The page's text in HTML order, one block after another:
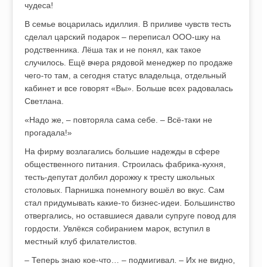
чудеса!
В семье воцарилась идиллия. В приливе чувств тесть
сделал царский подарок – переписал ООО-шку на
родственника. Лёша так и не понял, как такое
случилось. Ещё вчера рядовой менеджер по продаже
чего-то там, а сегодня статус владельца, отдельный
кабинет и все говорят «Вы». Больше всех радовалась
Светлана.
«Надо же, – повторяла сама себе. – Всё-таки не
прогадала!»
На фирму возлагались большие надежды в сфере
общественного питания. Строилась фабрика-кухня,
тесть-депутат долбил дорожку к тресту школьных
столовых. Парнишка понемногу вошёл во вкус. Сам
стал придумывать какие-то бизнес-идеи. Большинство
отвергались, но оставшиеся давали супруге повод для
гордости. Увлёкся собиранием марок, вступил в
местный клуб филателистов.
– Теперь знаю кое-что… – подмигивал. – Их не видно,